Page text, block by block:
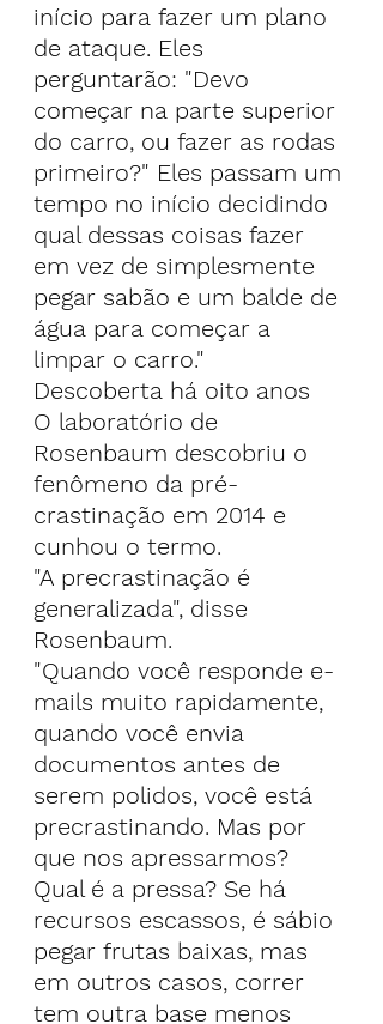
início para fazer um plano
de ataque. Eles
perguntarão: "Devo
começar na parte superior
do carro, ou fazer as rodas
primeiro?" Eles passam um
tempo no início decidindo
qual dessas coisas fazer
em vez de simplesmente
pegar sabão e um balde de
água para começar a
limpar o carro."
Descoberta há oito anos
O laboratório de
Rosenbaum descobriu o
fenômeno da pré-
crastinação em 2014 e
cunhou o termo.
"A precrastinação é
generalizada", disse
Rosenbaum.
"Quando você responde e-
mails muito rapidamente,
quando você envia
documentos antes de
serem polidos, você está
precrastinando. Mas por
que nos apressarmos?
Qual é a pressa? Se há
recursos escassos, é sábio
pegar frutas baixas, mas
em outros casos, correr
tem outra base menos